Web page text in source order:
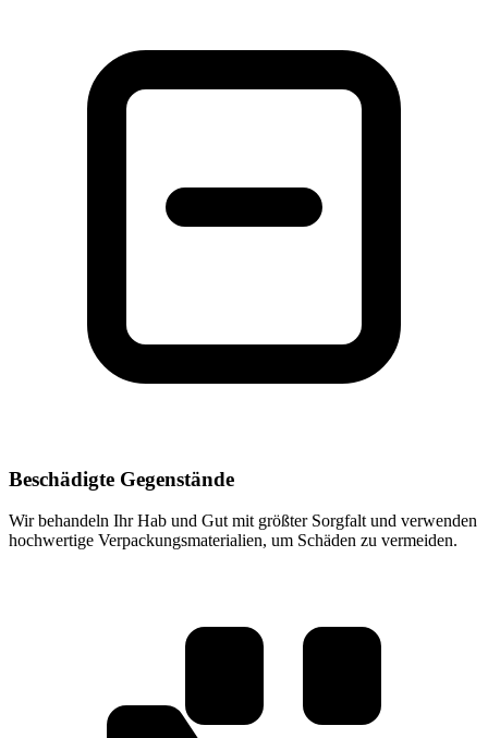
Beschädigte Gegenstände
Wir behandeln Ihr Hab und Gut mit größter Sorgfalt und verwenden
hochwertige Verpackungsmaterialien, um Schäden zu vermeiden.